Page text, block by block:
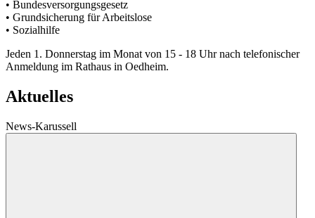
• Bundesversorgungsgesetz
• Grundsicherung für Arbeitslose
• Sozialhilfe
Jeden 1. Donnerstag im Monat von 15 - 18 Uhr nach telefonischer
Anmeldung im Rathaus in Oedheim.
Aktuelles
News-Karussell